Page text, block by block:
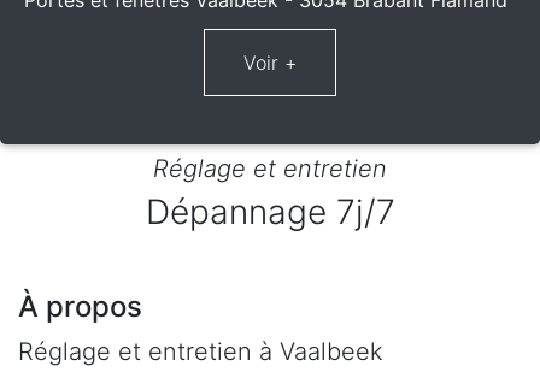
Réglage et entretien
Dépannage 7j/7
À propos
Réglage et entretien à Vaalbeek